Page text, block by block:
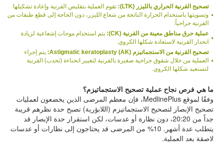
تصحيح القرنية الحراري بالليزر (LTK):
تقوم العملية بتقليص القرنية وإعادة تشكيلها
وتسويتها باستخدام الحرارة الناتجة من شعاع الليزر، دون الحاجة إلى قطع طبقات من
القرنية جراحياً.
عملية حرق مناطق معينة من القرنية (CK):
يتم استخدام موجات إشعاعية لزيادة
انحدار القرنية لاستعادة شكلها الكروي.
تصحيح القرنية من الاستجماتيزم (AK) Astigmatic keratoplasty:
يتم إجراء
العملية من خلال شقوق جراحية صغيرة بالقرنية لتغيير انحناءة (تحدب) القرنية
لتستعيد شكلها الكروي.
ما هي فرص نجاح عملية تصحيح الاستجماتيزم؟
وفقًا لموقع MedlinePlus، فإن معظم المرضى الذين يخضعون لعمليات
تصحيح الإبصار لتصحيح الاستجماتيزم (اللابؤرية) تصبح حدة نظرهم قريبة
جداً من 20:20، دون نظارة أو عدسات، لكن استقرار حدة الإبصار قد
يتطلب عدة أشهر. 10% من المرضى قد يحتاجون إلى نظارات أو عدسات
لاصقة بعد العملية.